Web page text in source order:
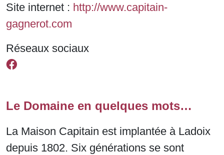
Site internet : http://www.capitain-
gagnerot.com
Réseaux sociaux
Le Domaine en quelques mots…
La Maison Capitain est implantée à Ladoix
depuis 1802. Six générations se sont